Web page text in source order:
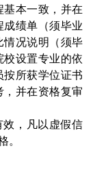
本一致，并在
绩单（须毕业
情况说明（须毕
设置专业的依
所获学位证书
，并在资格复审
，凡以虚假信
。